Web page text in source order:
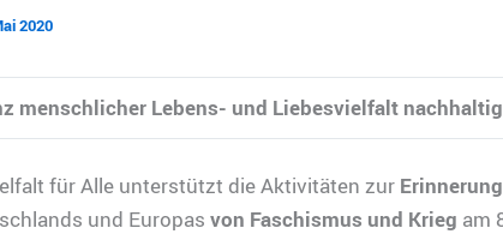
2020
menschlicher Lebens- und Liebesvielfalt
für Alle unterstützt die Aktivitäten zur
und Europas von Faschismus und Krieg am